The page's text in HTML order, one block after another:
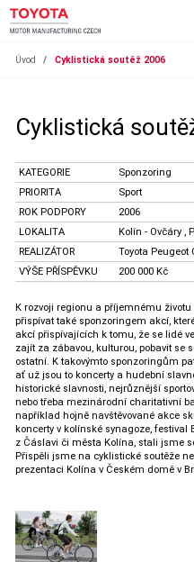
Úvod / Cyklistická soutěž 2006
Cyklistická
KATEGORIE
Sponzoring
PRIORITA
Sport
ROK PODPORY
2006
LOKALITA
Kolín - Ovčáry ,
REALIZÁTOR
Toyota Peugeot
VÝŠE PŘÍSPĚVKU
200 000 Kč
K rozvoji regionu a příjemnému
přispívat také sponzoringem akcí,
akcí přispívajících k tomu, že se lidé
zajít za zábavou, kulturou, pobavit se
ostatní. K takovýmto sponzoringům
ať už jsou to koncerty a hudební
historické slavnosti, nejrůznější
nebo třeba mezinárodní charitativní
například hojně navštěvované akce
koncerty v kolínské synagoze, festival
z Čáslavi či města Kolína, stali jsme
Přispěli jsme na cyklistické soutěže
prezentaci Kolína v Českém domě v